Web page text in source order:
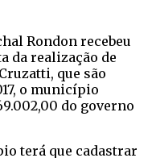
Rondon recebeu
da realização de
que são
o município
do governo
terá que cadastrar